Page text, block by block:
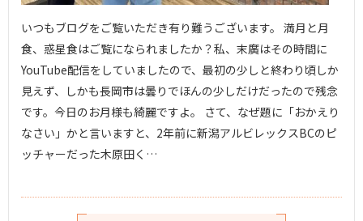
いつもブログをご覧いただき有り難うございます。 満月と月
食、惑星食はご覧になられましたか？私、末廣はその時間に
YouTube配信をしていましたので、最初の少しと終わり頃しか
見えず、しかも長岡市は曇りでほんの少しだけだったので残念
です。今日のお月様も綺麗ですよ。 さて、なぜ題に「おかえり
なさい」かと言いますと、2年前に新潟アルビレックスBCのピ
ッチャーだった木原田く…